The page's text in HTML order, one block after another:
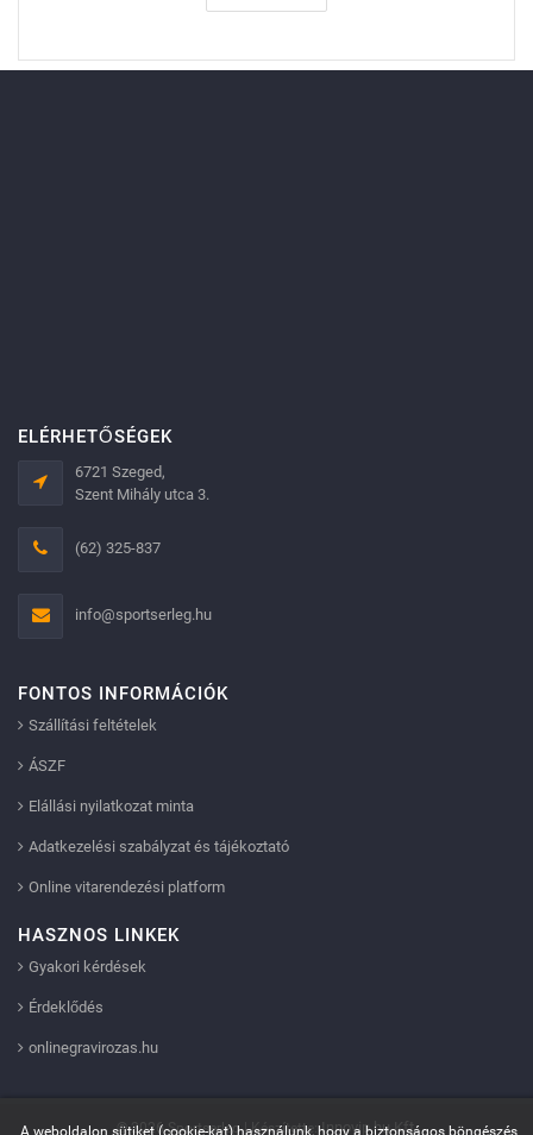
ELÉRHETŐSÉGEK
6721 Szeged,
Szent Mihály utca 3.
(62) 325-837
info@sportserleg.hu
FONTOS INFORMÁCIÓK
Szállítási feltételek
ÁSZF
Elállási nyilatkozat minta
Adatkezelési szabályzat és tájékoztató
Online vitarendezési platform
HASZNOS LINKEK
Gyakori kérdések
Érdeklődés
onlinegravirozas.hu
© 2026 Sportserleg | Készítette:Innovip.hu Kft.
A weboldalon sütiket (cookie-kat) használunk, hogy a biztonságos böngészés